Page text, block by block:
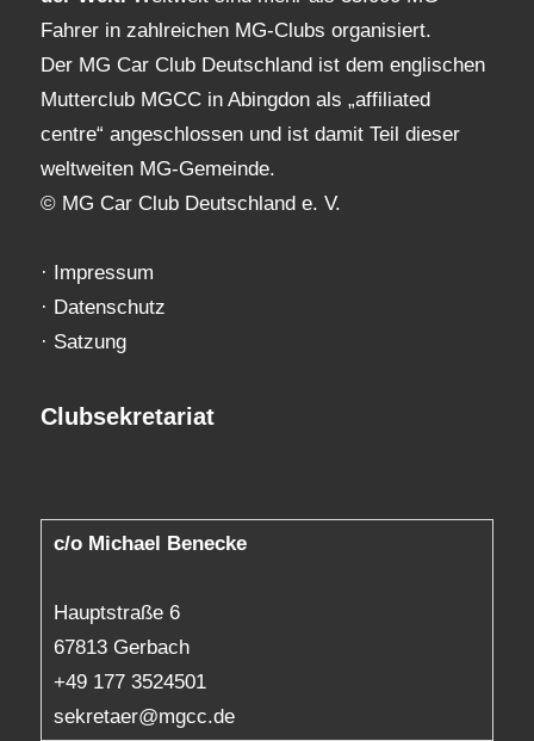
Fahrer in zahlreichen MG-Clubs organisiert.
Der MG Car Club Deutschland ist dem englischen
Mutterclub MGCC in Abingdon als „affiliated
centre“ angeschlossen und ist damit Teil dieser
weltweiten MG-Gemeinde.
© MG Car Club Deutschland e. V.
·
Impressum
· Datenschutz
· Satzung
Clubsekretariat
c/o Michael Benecke
Hauptstraße 6
67813 Gerbach
+49 177 3524501
sekretaer@mgcc.de